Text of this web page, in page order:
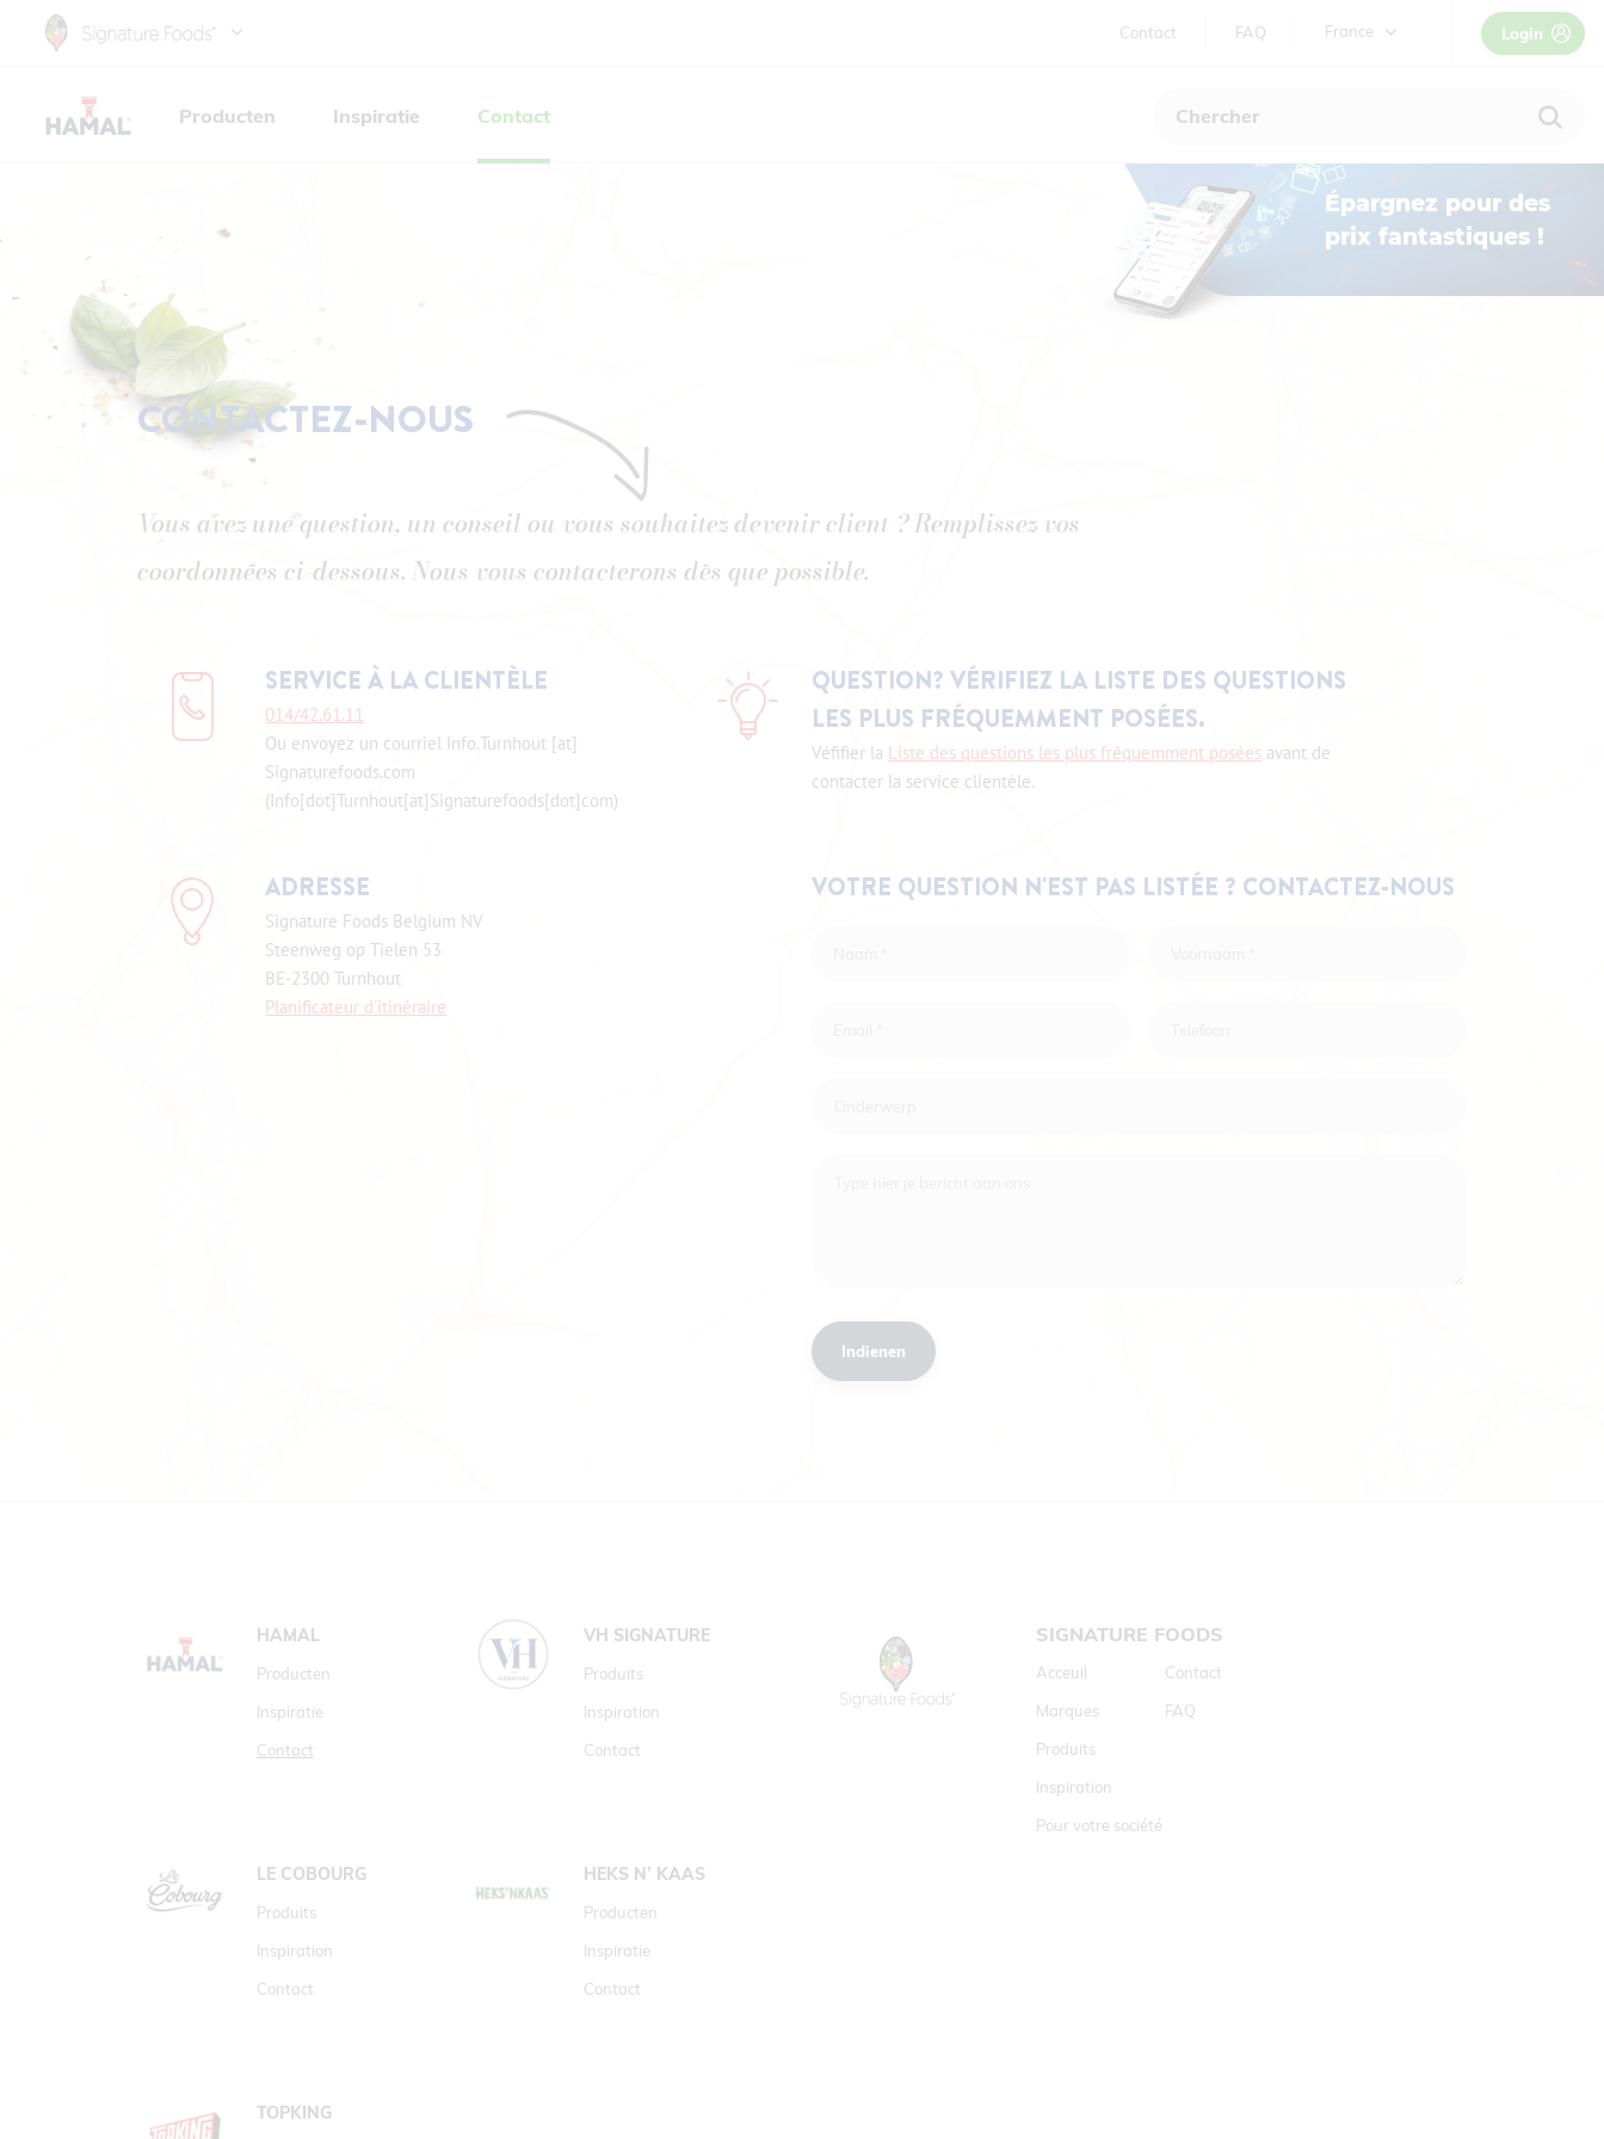
content
TWEEDE
Contact FAQ France
France
Login
Producten Inspiratie Contact
Épargnez pour des
prix fantastiques !
CONTACTEZ-NOUS
Vous avez une question, un conseil ou vous souhaitez devenir client ? Remplissez vos
coordonnées ci-dessous. Nous vous contacterons dès que possible.
SERVICE À LA CLIENTÈLE
014/42.61.11
Ou envoyez un courriel Info.Turnhout [at]
Signaturefoods.com
(Info[dot]Turnhout[at]Signaturefoods[dot]com)
QUESTION? VÉRIFIEZ LA LISTE DES QUESTIONS
LES PLUS FRÉQUEMMENT POSÉES.
Véfifier la Liste des questions les plus fréquemment poséesavant de
contacter la service clientèle.
ADRESSE
Signature Foods Belgium NV
Steenweg op Tielen 53
BE-2300 Turnhout
Planificateur d'itinéraire
VOTRE QUESTION N'EST PAS LISTÉE ? CONTACTEZ-NOUS
Indienen
HAMAL
Producten
Inspiratie
Contact
VH SIGNATURE
Produits
Inspiration
Contact
LE COBOURG
Produits
Inspiration
Contact
HEKS N’ KAAS
Producten
Inspiratie
Contact
TOPKING
SIGNATURE FOODS
Acceuil
Marques
Produits
Inspiration
Pour votre société
TWEEDE NAVIGATIE
Contact
FAQ